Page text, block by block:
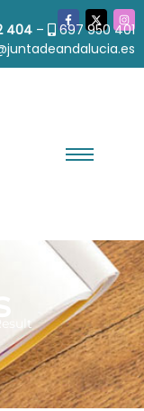
404 –
697 950 401